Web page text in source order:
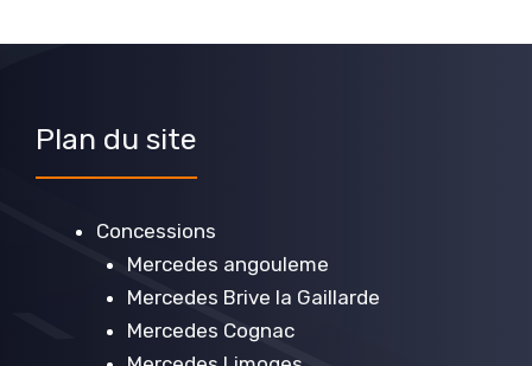
Plan du site
Concessions
Mercedes angouleme
Mercedes Brive la Gaillarde
Mercedes Cognac